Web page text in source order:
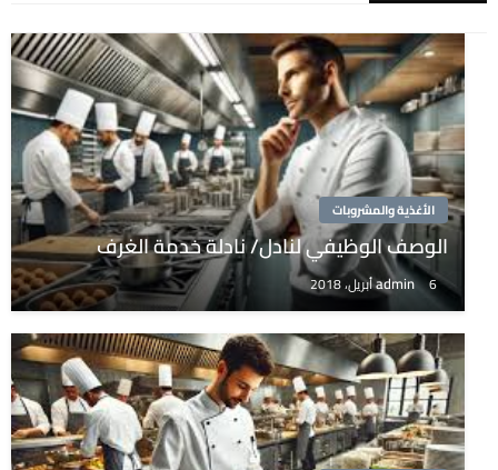
الأغذية والمشروبات
الوصف الوظيفي لنادل/ نادلة خدمة الغرف
admin 6 أبريل، 2018